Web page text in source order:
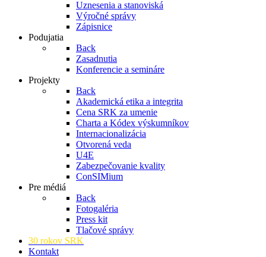
Uznesenia a stanoviská
Výročné správy
Zápisnice
Podujatia
Back
Zasadnutia
Konferencie a semináre
Projekty
Back
Akademická etika a integrita
Cena SRK za umenie
Charta a Kódex výskumníkov
Internacionalizácia
Otvorená veda
U4E
Zabezpečovanie kvality
ConSIMium
Pre médiá
Back
Fotogaléria
Press kit
Tlačové správy
30 rokov SRK
Kontakt